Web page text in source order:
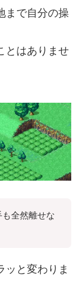
まで自分の操
とはありませ
全然離せな
ッと変わりま